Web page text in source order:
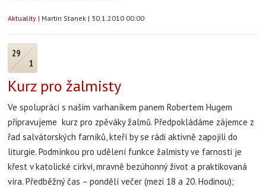
Aktuality | Martin Stanek | 30.1.2010 00:00
29
1
Kurz pro žalmisty
Ve spolupráci s naším varhaníkem panem Robertem Hugem
připravujeme kurz pro zpěváky žalmů. Předpokládáme zájemce z
řad salvátorských farníků, kteří by se rádi aktivně zapojili do
liturgie. Podmínkou pro udělení funkce žalmisty ve farnosti je
křest v katolické církvi, mravně bezúhonný život a praktikovaná
víra. Předběžný čas – pondělí večer (mezi 18 a 20. Hodinou);